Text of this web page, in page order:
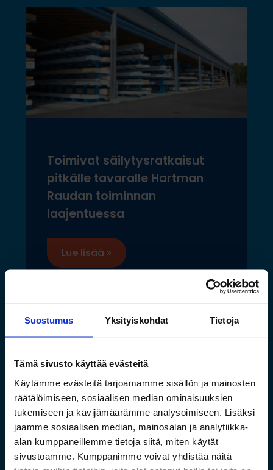
Suostumus Yksityiskohdat Tietoja
Tämä sivusto käyttää evästeitä
Käytämme evästeitä tarjoamamme sisällön ja mainosten
räätälöimiseen, sosiaalisen median ominaisuuksien
tukemiseen ja kävijämäärämme analysoimiseen. Lisäksi
jaamme sosiaalisen median, mainosalan ja analytiikka-
alan kumppaneillemme tietoja siitä, miten käytät
sivustoamme. Kumppanimme voivat yhdistää näitä
Toimivat säilytysratkaisut
pitkälle tavaralle Hartman
Raudan toiminnan
laajentuessa
Lue lisää »
Saamelaismuseon ja